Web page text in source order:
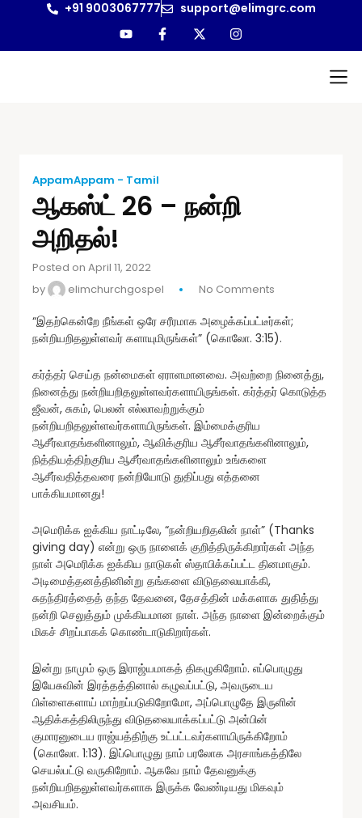
+91 9003067777 support@elimgrc.com
AppamAppam - Tamil
ஆகஸ்ட் 26 – நன்றி
அறிதல்!
Posted on April 11, 2022
by
elimchurchgospel No Comments
“இதற்கென்றே நீங்கள் ஒரே சரீரமாக அழைக்கப்பட்டீர்கள்;
நன்றியறிதலுள்ளவர் களாயுமிருங்கள்” (கொலோ. 3:15).
கர்த்தர் செய்த நன்மைகள் ஏராளமானவை. அவற்றை நினைத்து,
நினைத்து நன்றியறிதலுள்ளவர்களாயிருங்கள். கர்த்தர் கொடுத்த
ஜீவன், சுகம், பெலன் எல்லாவற்றுக்கும்
நன்றியறிதலுள்ளவர்களாயிருங்கள். இம்மைக்குரிய
ஆசீர்வாதங்களினாலும், ஆவிக்குரிய ஆசீர்வாதங்களினாலும்,
நித்தியத்திற்குரிய ஆசீர்வாதங்களினாலும் உங்களை
ஆசீர்வதித்தவரை நன்றியோடு துதிப்பது எத்தனை
பாக்கியமானது!
அமெரிக்க ஐக்கிய நாட்டிலே, “நன்றியறிதலின் நாள்” (Thanks
giving day) என்று ஒரு நாளைக் குறித்திருக்கிறார்கள் அந்த
நாள் அமெரிக்க ஐக்கிய நாடுகள் ஸ்தாபிக்கப்பட்ட தினமாகும்.
அடிமைத்தனத்தினின்று தங்களை விடுதலையாக்கி,
சுதந்திரத்தைத் தந்த தேவனை, தேசத்தின் மக்களாக துதித்து
நன்றி செலுத்தும் முக்கியமான நாள். அந்த நாளை இன்றைக்கும்
மிகச் சிறப்பாகக் கொண்டாடுகிறார்கள்.
இன்று நாமும் ஒரு இராஜ்யமாகத் திகழுகிறோம். எப்பொழுது
இயேசுவின் இரத்தத்தினால் கழுவப்பட்டு, அவருடைய
பிள்ளைகளாய் மாற்றப்படுகிறோமோ, அப்பொழுதே இருளின்
ஆதிக்கத்திலிருந்து விடுதலையாக்கப்பட்டு அன்பின்
குமாரனுடைய ராஜ்யத்திற்கு உட்பட்டவர்களாயிருக்கிறோம்
(கொலோ. 1:13). இப்பொழுது நாம் பரலோக அரசாங்கத்திலே
செயல்பட்டு வருகிறோம். ஆகவே நாம் தேவனுக்கு
நன்றியறிதலுள்ளவர்களாக இருக்க வேண்டியது மிகவும்
அவசியம்.